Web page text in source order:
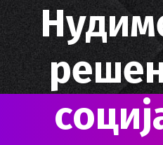
Нудим
реше
социј